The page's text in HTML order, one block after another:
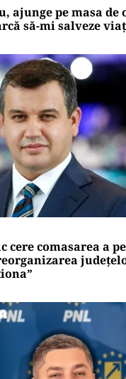
ajunge pe masa de
să-mi salveze
cere comasarea a